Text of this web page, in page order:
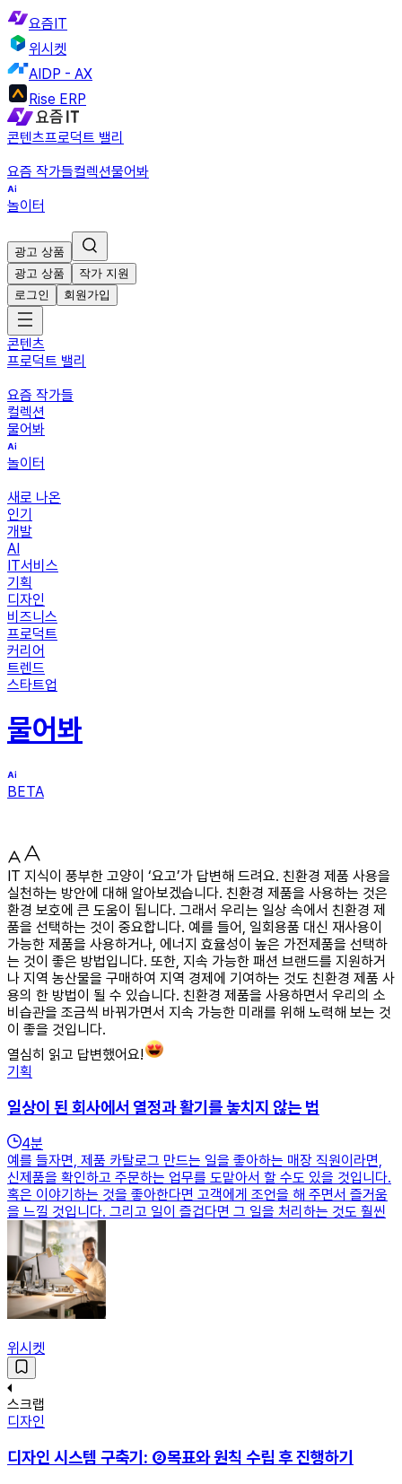
요즘IT
위시켓
AIDP - AX
Rise ERP
콘텐츠프로덕트 밸리
요즘 작가들컬렉션물어봐
놀이터
광고 상품
광고 상품
작가 지원
로그인
회원가입
콘텐츠
프로덕트 밸리
요즘 작가들
컬렉션
물어봐
놀이터
새로 나온
인기
개발
AI
IT서비스
기획
디자인
비즈니스
프로덕트
커리어
트렌드
스타트업
물어봐
BETA
IT 지식이 풍부한 고양이 ‘요고’가 답변해 드려요. 친환경 제품 사용을
실천하는 방안에 대해 알아보겠습니다. 친환경 제품을 사용하는 것은
환경 보호에 큰 도움이 됩니다. 그래서 우리는 일상 속에서 친환경 제
품을 선택하는 것이 중요합니다. 예를 들어, 일회용품 대신 재사용이
가능한 제품을 사용하거나, 에너지 효율성이 높은 가전제품을 선택하
는 것이 좋은 방법입니다. 또한, 지속 가능한 패션 브랜드를 지원하거
나 지역 농산물을 구매하여 지역 경제에 기여하는 것도 친환경 제품 사
용의 한 방법이 될 수 있습니다. 친환경 제품을 사용하면서 우리의 소
비습관을 조금씩 바꿔가면서 지속 가능한 미래를 위해 노력해 보는 것
이 좋을 것입니다.
열심히 읽고 답변했어요!
기획
일상이 된 회사에서 열정과 활기를 놓치지 않는 법
4분
예를 들자면, 제품 카탈로그 만드는 일을 좋아하는 매장 직원이라면,
신제품을 확인하고 주문하는 업무를 도맡아서 할 수도 있을 것입니다.
혹은 이야기하는 것을 좋아한다면 고객에게 조언을 해 주면서 즐거움
을 느낄 것입니다. 그리고 일이 즐겁다면 그 일을 처리하는 것도 훨씬
위시켓
스크랩
디자인
디자인 시스템 구축기: ②목표와 원칙 수립 후 진행하기